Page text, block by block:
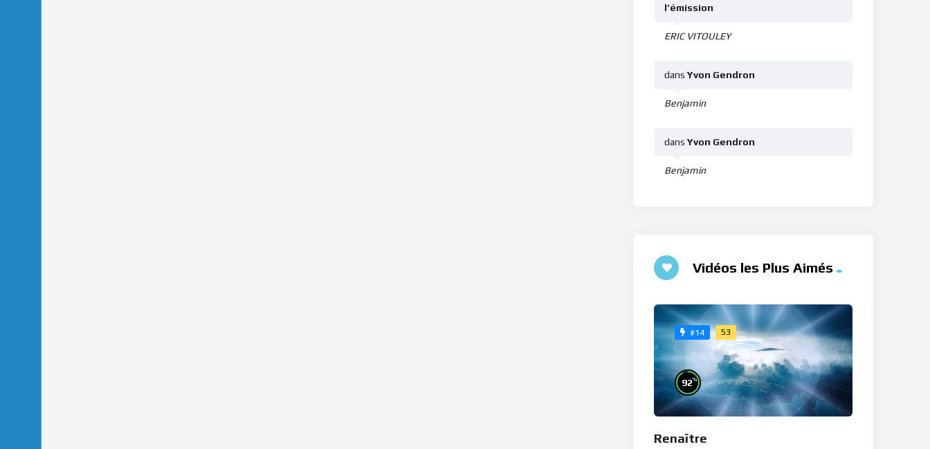
ERIC VITOULEY
l’émission
Benjamin
dansYvon Gendron
Benjamin
dansYvon Gendron
Vidéos les Plus Aimés
#14 53
92%
Renaître